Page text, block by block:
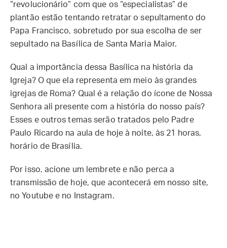
“revolucionário” com que os “especialistas” de
plantão estão tentando retratar o sepultamento do
Papa Francisco, sobretudo por sua escolha de ser
sepultado na Basílica de Santa Maria Maior.
Qual a importância dessa Basílica na história da
Igreja? O que ela representa em meio às grandes
igrejas de Roma? Qual é a relação do ícone de Nossa
Senhora ali presente com a história do nosso país?
Esses e outros temas serão tratados pelo Padre
Paulo Ricardo na aula de hoje à noite, às 21 horas,
horário de Brasília.
Por isso, acione um lembrete e não perca a
transmissão de hoje, que acontecerá em nosso site,
no Youtube e no Instagram.